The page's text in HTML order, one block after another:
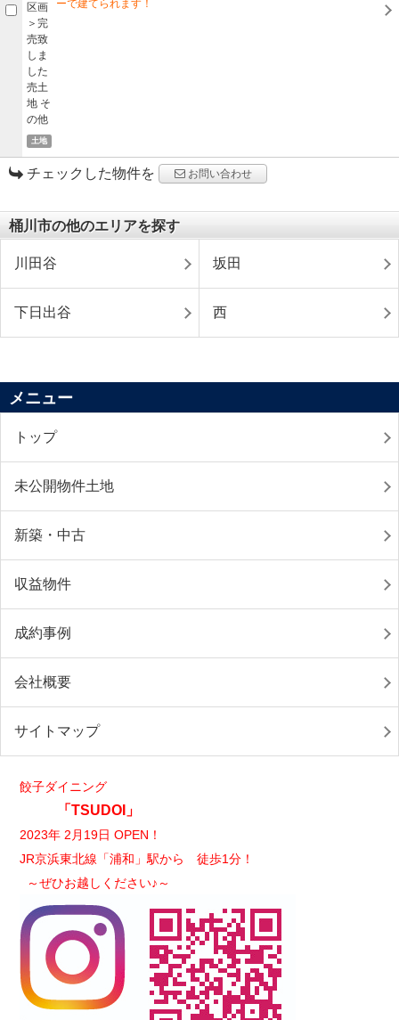
土地
ーで建てられます！
チェックした物件を お問い合わせ
桶川市の他のエリアを探す
川田谷 坂田
下日出谷 西
メニュー
トップ
未公開物件土地
新築・中古
収益物件
成約事例
会社概要
サイトマップ
餃子ダイニング
「TSUDOI」
2023年 2月19日 OPEN！
JR京浜東北線「浦和」駅から 徒歩1分！
～ぜひお越しください♪～